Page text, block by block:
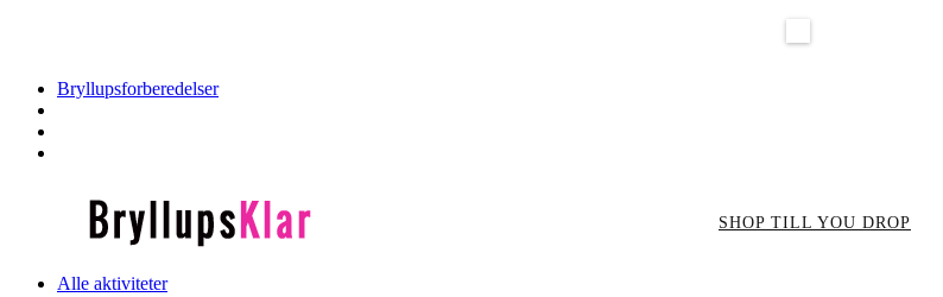
Bryllupsforberedelser
SHOP TILL YOU DROP
Alle aktiviteter